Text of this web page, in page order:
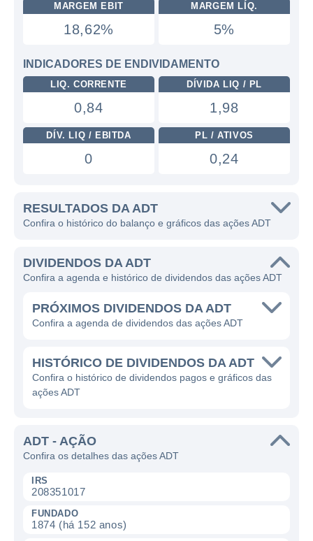
MARGEM EBIT
18,62%
MARGEM LÍQ.
5%
INDICADORES DE ENDIVIDAMENTO
LIQ. CORRENTE
0,84
DÍVIDA LIQ / PL
1,98
DÍV. LIQ / EBITDA
0
PL / ATIVOS
0,24
RESULTADOS DA ADT
Confira o histórico do balanço e gráficos das ações ADT
DIVIDENDOS DA ADT
Confira a agenda e histórico de dividendos das ações ADT
PRÓXIMOS DIVIDENDOS DA ADT
Confira a agenda de dividendos das ações ADT
HISTÓRICO DE DIVIDENDOS DA ADT
Confira o histórico de dividendos pagos e gráficos das
ações ADT
ADT - AÇÃO
Confira os detalhes das ações ADT
IRS
208351017
FUNDADO
1874 (há 152 anos)